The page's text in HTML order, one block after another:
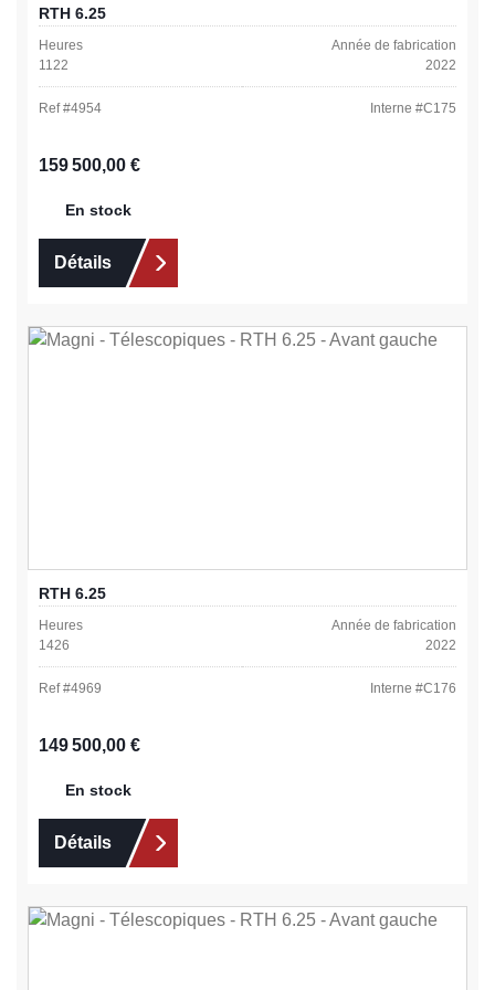
RTH 6.25
Heures
1122
Année de fabrication
2022
Ref #4954 Interne #C175
Prix régulier :
159 500,00 €
En stock
Détails
RTH 6.25
Heures
1426
Année de fabrication
2022
Ref #4969 Interne #C176
Prix régulier :
149 500,00 €
En stock
Détails